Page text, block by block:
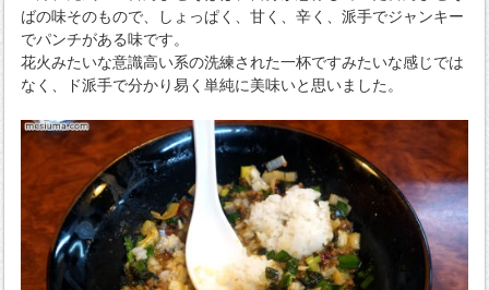
ばの味そのもので、しょっぱく、甘く、辛く、派手でジャンキー
でパンチがある味です。
花火みたいな意識高い系の洗練された一杯ですみたいな感じでは
なく、ド派手で分かり易く単純に美味いと思いました。